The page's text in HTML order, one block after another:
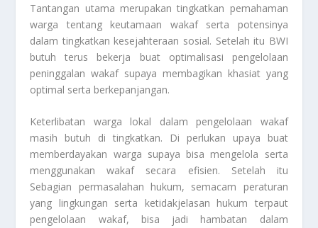
Tantangan utama merupakan tingkatkan pemahaman
warga tentang keutamaan wakaf serta potensinya
dalam tingkatkan kesejahteraan sosial. Setelah itu BWI
butuh terus bekerja buat optimalisasi pengelolaan
peninggalan wakaf supaya membagikan khasiat yang
optimal serta berkepanjangan.
Keterlibatan warga lokal dalam pengelolaan wakaf
masih butuh di tingkatkan. Di perlukan upaya buat
memberdayakan warga supaya bisa mengelola serta
menggunakan wakaf secara efisien. Setelah itu
Sebagian permasalahan hukum, semacam peraturan
yang lingkungan serta ketidakjelasan hukum terpaut
pengelolaan wakaf, bisa jadi hambatan dalam